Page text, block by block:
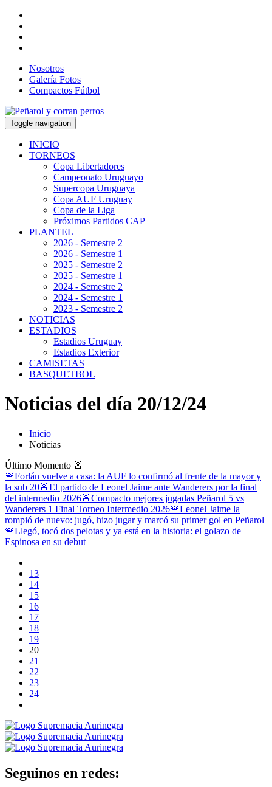
Nosotros
Galería Fotos
Compactos Fútbol
Toggle navigation
INICIO
TORNEOS
Copa Libertadores
Campeonato Uruguayo
Supercopa Uruguaya
Copa AUF Uruguay
Copa de la Liga
Próximos Partidos CAP
PLANTEL
2026 - Semestre 2
2026 - Semestre 1
2025 - Semestre 2
2025 - Semestre 1
2024 - Semestre 2
2024 - Semestre 1
2023 - Semestre 2
NOTICIAS
ESTADIOS
Estadios Uruguay
Estadios Exterior
CAMISETAS
BASQUETBOL
Noticias del día 20/12/24
Inicio
Noticias
Último Momento 🚨
🚨Forlán vuelve a casa: la AUF lo confirmó al frente de la mayor y
la sub 20🚨El partido de Leonel Jaime ante Wanderers por la final
del intermedio 2026🚨Compacto mejores jugadas Peñarol 5 vs
Wanderers 1 Final Torneo Intermedio 2026🚨Leonel Jaime la
rompió de nuevo: jugó, hizo jugar y marcó su primer gol en Peñarol
🚨Llegó, tocó dos pelotas y ya está en la historia: el golazo de
Espinosa en su debut
13
14
15
16
17
18
19
20
21
22
23
24
Seguinos en redes: